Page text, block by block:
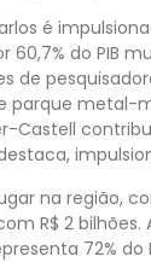
é
60,7% do PIB
de
parque metal-
Castell
na região,
R$ 2
72%